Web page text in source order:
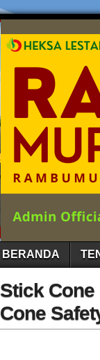
BERANDA
Stick
Cone